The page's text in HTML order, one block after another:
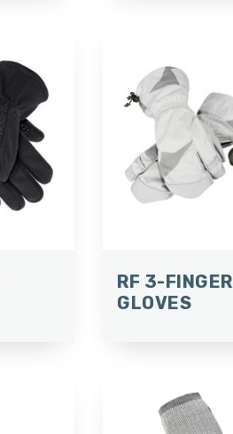
RF 3-FINGER
GLOVES